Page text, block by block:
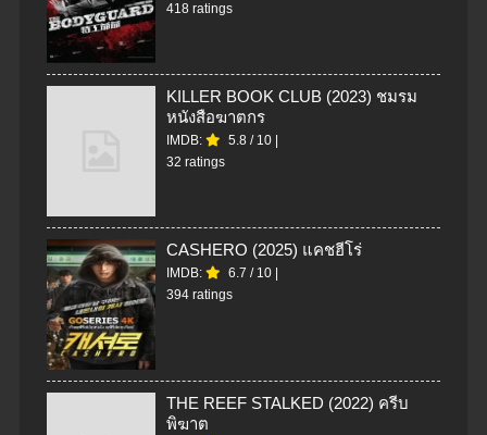
418 ratings
KILLER BOOK CLUB (2023) ชมรม
หนังสือฆาตกร
IMDB: 5.8 / 10
32 ratings
CASHERO (2025) แคชฮีโร่
IMDB: 6.7 / 10
394 ratings
THE REEF STALKED (2022) ครีบ
พิฆาต